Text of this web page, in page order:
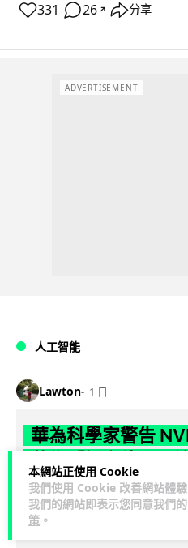
本網站正使用 Cookie
我們使用 Cookie 改善網站體
我們的網站即表示您同意我們的
策 。
331 26 ↗ 分享
ADVERTISEMENT
人工智能
Lawton 1 日
華為科學家警告
華為半導體首席科學家廖恒罕見
NVIDIA 等西方晶片巨頭正逼近